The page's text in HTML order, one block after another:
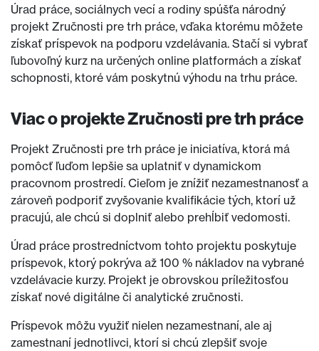
Úrad práce, sociálnych vecí a rodiny spúšťa národný
projekt Zručnosti pre trh práce, vďaka ktorému môžete
získať príspevok na podporu vzdelávania. Stačí si vybrať
ľubovoľný kurz na určených online platformách a získať
schopnosti, ktoré vám poskytnú výhodu na trhu práce.
Viac o projekte Zručnosti pre trh práce
Projekt Zručnosti pre trh práce je iniciatíva, ktorá má
pomôcť ľuďom lepšie sa uplatniť v dynamickom
pracovnom prostredí. Cieľom je znížiť nezamestnanosť a
zároveň podporiť zvyšovanie kvalifikácie tých, ktorí už
pracujú, ale chcú si doplniť alebo prehĺbiť vedomosti.
Úrad práce prostredníctvom tohto projektu poskytuje
príspevok, ktorý pokrýva až 100 % nákladov na vybrané
vzdelávacie kurzy. Projekt je obrovskou príležitosťou
získať nové digitálne či analytické zručnosti.
Príspevok môžu využiť nielen nezamestnaní, ale aj
zamestnaní jednotlivci, ktorí si chcú zlepšiť svoje